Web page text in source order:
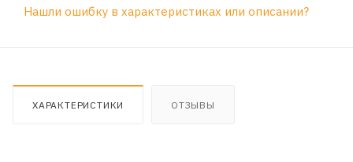
Нашли ошибку в характеристиках или описании?
ХАРАКТЕРИСТИКИ ОТЗЫВЫ